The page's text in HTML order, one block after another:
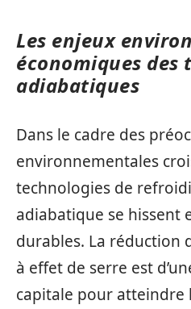
Les enjeux
économiques des
adiabatiques
Dans le cadre des
environnementales
technologies de
adiabatique se hissent
durables. La réduction
à effet de serre est
capitale pour atteindre